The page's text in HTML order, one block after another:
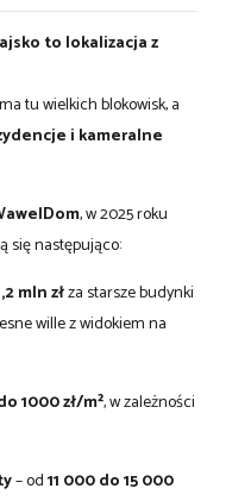
to lokalizacja z
tu wielkich blokowisk, a
i kameralne
, w 2025 roku
się następująco:
mln złza starsze budynki
wille z widokiem na
1000 zł/m², w zależności
– od11 000 do 15 000